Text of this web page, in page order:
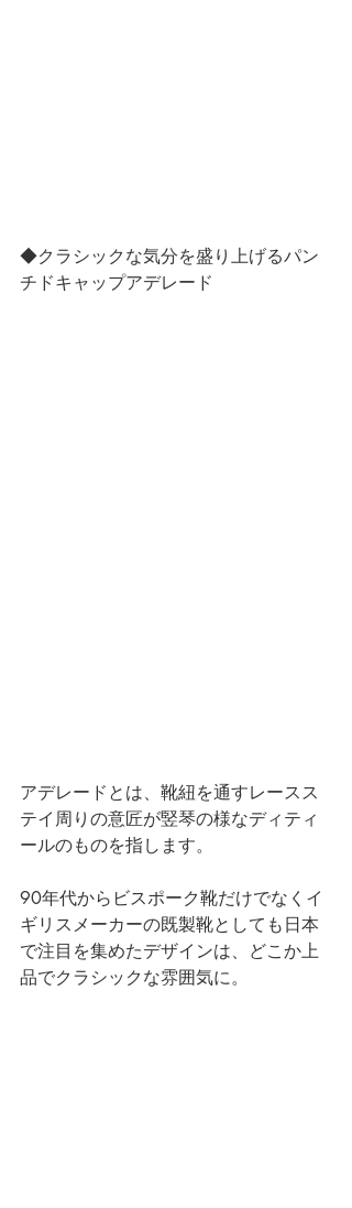
◆クラシックな気分を盛り上げるパン
チドキャップアデレード
アデレードとは、靴紐を通すレースス
テイ周りの意匠が竪琴の様なディティ
ールのものを指します。
90年代からビスポーク靴だけでなくイ
ギリスメーカーの既製靴としても日本
で注目を集めたデザインは、どこか上
品でクラシックな雰囲気に。